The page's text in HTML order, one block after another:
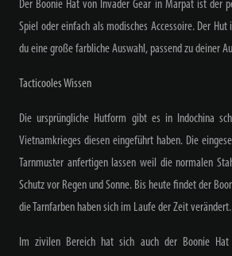
Der Boonie Hat von Invader Gear in Marpat ist der
Spiel oder einfach als modisches Accessoire. Der
du eine große farbliche Auswahl, passend zu deiner
Tacticooles Wissen
Die ursprüngliche Hutform gibt es in Indochina
Vietnamkrieges diesen eingeführt haben. Die
Tarnmuster anfertigen lassen weil die normalen
Schutz vor Regen und Sonne. Bis heute findet der
die Tarnfarben haben sich im Laufe der Zeit verändert.
Im zivilen Bereich hat sich auch der Boonie